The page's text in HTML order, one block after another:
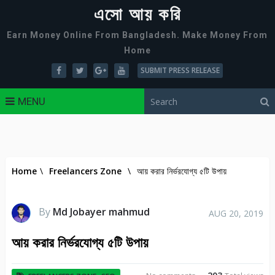
এসো আয় করি
Earn Money Online From Bangladesh. Make Money From
Home
SUBMIT PRESS RELEASE
MENU
Home \ Freelancers Zone \ আয় করার নির্ভরযোগ্য ৫টি উপায়
By Md Jobayer mahmud AUG 20, 2019
আয় করার নির্ভরযোগ্য ৫টি উপায়